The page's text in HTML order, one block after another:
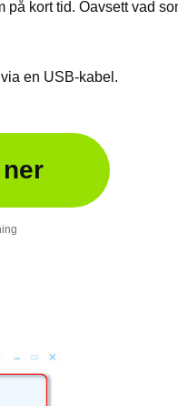
kort tid. Oavsett vad
en USB-kabel.